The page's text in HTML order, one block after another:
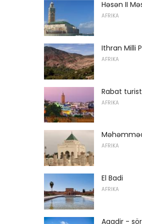
Həsən II
AFRIKA
Ithran Milli
AFRIKA
Rabat
AFRIKA
AFRIKA
El Badi
AFRIKA
Agadir -